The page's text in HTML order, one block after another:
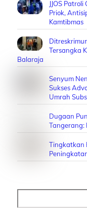
JJOS
Priok,
Kamtibmas
Tersangka
Balaraja
Senyum
Sukses
Umrah
Dugaan
Tangerang:
Tingkatkan